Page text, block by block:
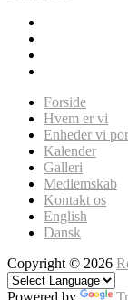
Forside
Hvem er vi
Enheder vi
Kalender
Galleri
Medlemskab
Kontakt os
English
Dansk
Copyright © 2026
Powered by